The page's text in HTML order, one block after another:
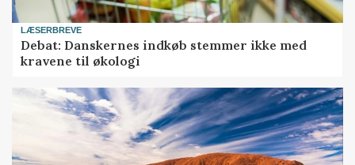
LÆSERBREVE
Debat: Danskernes indkøb stemmer ikke med
kravene til økologi